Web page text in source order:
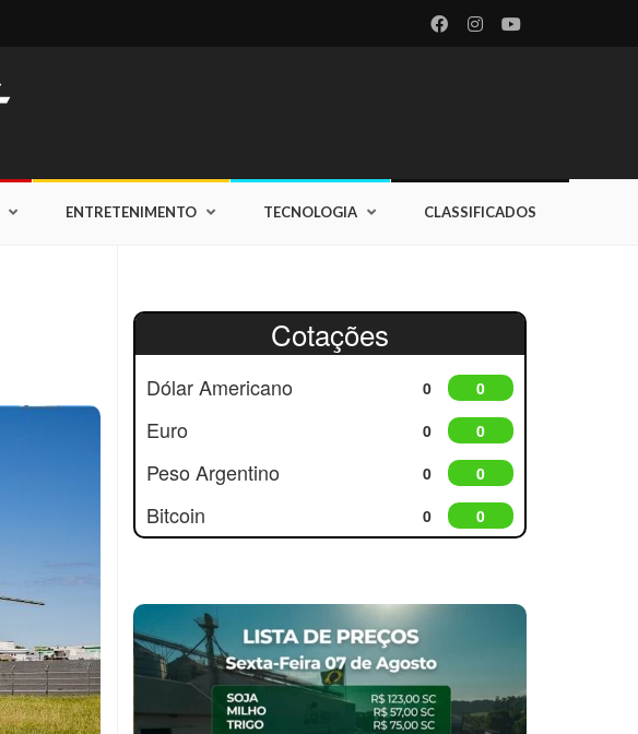
ENTRETENIMENTO TECNOLOGIA CLASSIFICADOS
Cotações
Dólar Americano 0 0
Euro 0 0
Peso Argentino 0 0
Bitcoin 0 0